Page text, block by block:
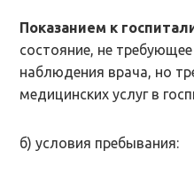
Показанием к
состояние, не требующее
наблюдения врача, но
медицинских услуг в
б) условия пребывания: